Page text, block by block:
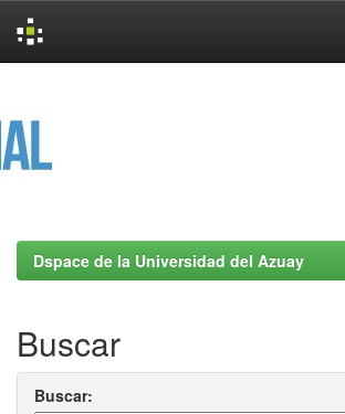
Dspace de la Universidad del Azuay
Buscar
Buscar: